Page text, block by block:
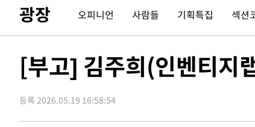
-26574초 전 >
[속보]코스피, 119.51포인트(1.81%) 내린 6478.75
-23021초 전 >6월 경상수지 497.3억 달러…두 달 연속 사상 최대
-20334초 전 >
미 워싱턴주 스포캔 시의 통제불능 3개 산불, 방화선
우 0.49%↑
-10862초 전 >[속보] 이란 대통령 "지금 최고지도자와 소통하기가
1시간 전 >[속보] "이란-오만, 호르무즈 해협 통행 항로 합의" 이란
광장 오피니언 사람들 기획특집 섹션
[부고] 김주희(인벤티지
등록 2026.05.19 16:58:54